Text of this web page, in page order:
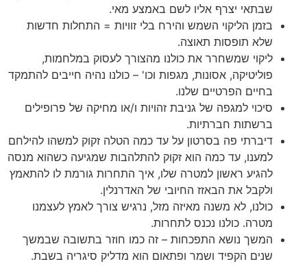
שבתאי יצרף אליו לשם באמצע מאי.
בזמן הליקוי השמש והירח בלי זוויות = התחלות חדשות
שלא תופסות תאוצה.
ליקוי שמשחרר את כולנו מהצורך לעסוק במלחמות,
פוליטיקה, אסונות, מגפות וכו' – כולנו נהיה חייבים להתמקד
בחיים הפרטיים שלנו.
סיכוי למגפה של גניבת זהויות ו/או מחיקה של פרופילים
ברשתות חברתיות.
דיברתי פה בסרטון על עד כמה הטלה זקוק למשהו להילחם
למענו, עד כמה הוא זקוק להתלהבות שמגיעה כשהוא מנסה
להגיע ראשון למטרה שלו, איך התחרות גורמת לו להתאמץ
ולקבל את הבאזז החיובי של האדרנלין.
כולנו, לא משנה מאיזה מזל, נרגיש צורך לאמץ לעצמנו
מטרה. כולנו נכנס לתחרות.
המשך נושא התפכחות – זה כמו חוזר בתשובה שבמשך
שנים הקפיד ושמר ופתאום הוא מדליק סיגריה בשבת.